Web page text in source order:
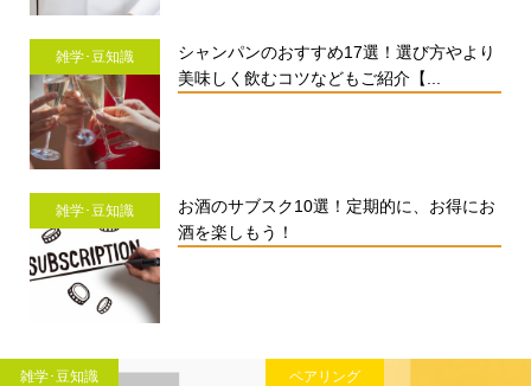
雑学･豆知識
シャンパンのおすすめ17選！選び方やより
美味しく飲むコツなどもご紹介【...
雑学･豆知識
お酒のサブスク10選！定期的に、お得にお
酒を楽しもう！
雑学･豆知識 ペアリング